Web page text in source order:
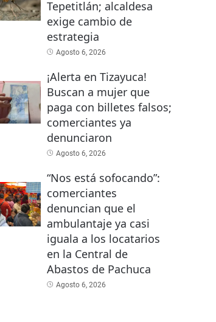
Tepetitlán; alcaldesa
exige cambio de
estrategia
Agosto 6, 2026
¡Alerta en Tizayuca!
Buscan a mujer que
paga con billetes falsos;
comerciantes ya
denunciaron
Agosto 6, 2026
“Nos está sofocando”:
comerciantes
denuncian que el
ambulantaje ya casi
iguala a los locatarios
en la Central de
Abastos de Pachuca
Agosto 6, 2026